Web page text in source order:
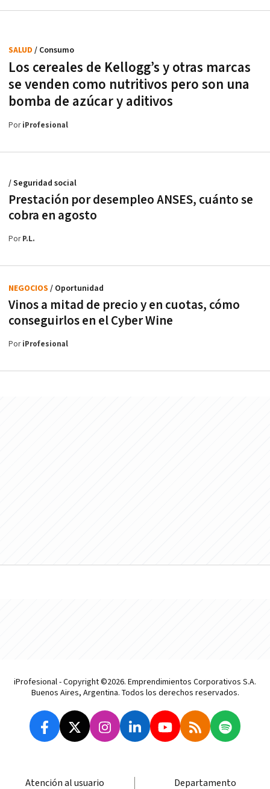
Los cereales de Kellogg’s y otras marcas
se venden como nutritivos pero son una
bomba de azúcar y aditivos
SALUD / Consumo
PoriProfesional
Prestación por desempleo ANSES, cuánto se
cobra en agosto
/ Seguridad social
PorP.L.
Vinos a mitad de precio y en cuotas, cómo
conseguirlos en el Cyber Wine
NEGOCIOS / Oportunidad
PoriProfesional
iProfesional - Copyright ©2026. Emprendimientos Corporativos S.A.
Buenos Aires, Argentina. Todos los derechos reservados.
Atención al usuario Departamento